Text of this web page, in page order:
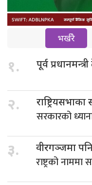
भर्खरै
१. पूर्व प्रधानमन्त्री
२. राष्ट्रियसभाका
सरकारको
३. वीरगञ्जमा
राष्ट्रको नाममा